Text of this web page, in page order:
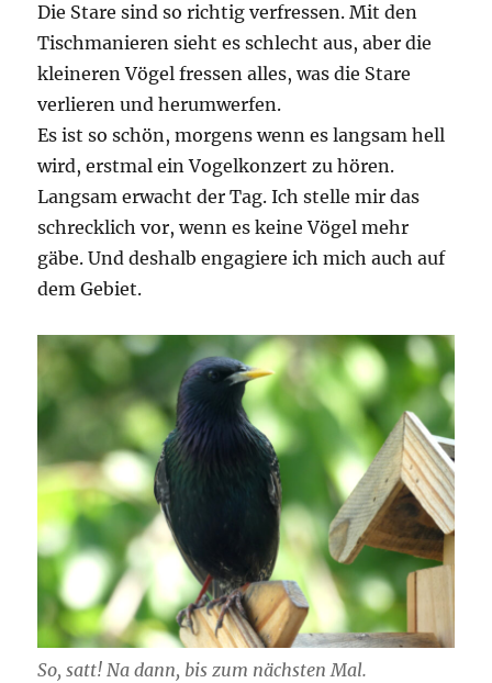
Die Stare sind so richtig verfressen. Mit den
Tischmanieren sieht es schlecht aus, aber die
kleineren Vögel fressen alles, was die Stare
verlieren und herumwerfen.
Es ist so schön, morgens wenn es langsam hell
wird, erstmal ein Vogelkonzert zu hören.
Langsam erwacht der Tag. Ich stelle mir das
schrecklich vor, wenn es keine Vögel mehr
gäbe. Und deshalb engagiere ich mich auch auf
dem Gebiet.
So, satt! Na dann, bis zum nächsten Mal.